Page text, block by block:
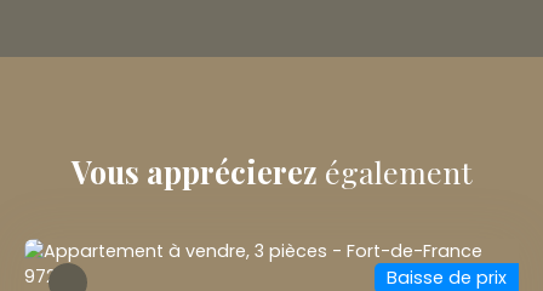
Vous apprécierez également
Baisse de prix